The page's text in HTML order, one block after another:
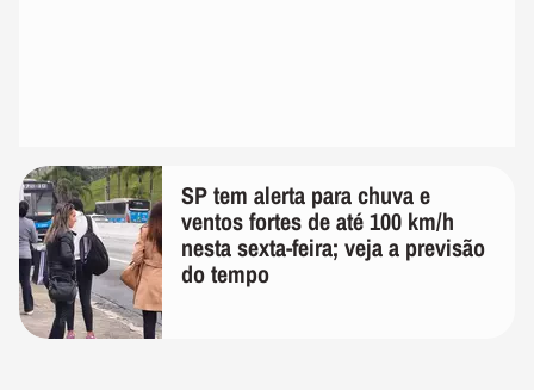
SP tem alerta para chuva e
ventos fortes de até 100 km/h
nesta sexta-feira; veja a previsão
do tempo